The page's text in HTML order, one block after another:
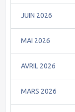
JUIN 2026
MAI 2026
AVRIL 2026
MARS 2026